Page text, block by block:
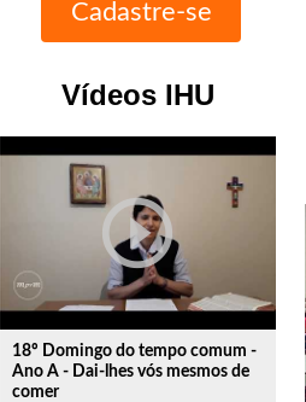
Vídeos IHU
play_circle_outline
18º Domingo do tempo comum -
Ano A - Dai-lhes vós mesmos de
comer